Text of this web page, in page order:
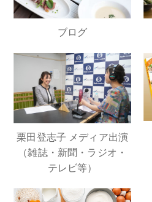
ブログ
栗田登志子 メディア出演
（雑誌・新聞・ラジオ・
テレビ等）